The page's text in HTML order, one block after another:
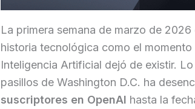
La primera semana de marzo de
historia tecnológica como el
Inteligencia Artificial dejó de existir.
pasillos de Washington D.C. ha
suscriptores en OpenAI hasta la